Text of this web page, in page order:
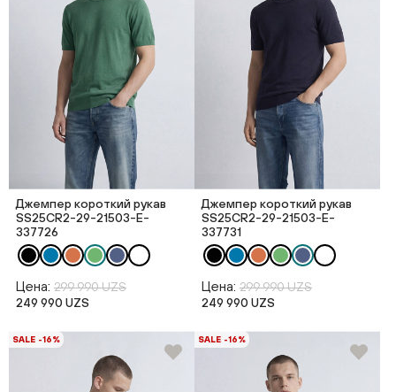
Джемпер короткий рукав
SS25CR2-29-21503-E-
337726
Цена: 299 990 UZS
249 990 UZS
Джемпер короткий рукав
SS25CR2-29-21503-E-
337731
Цена: 299 990 UZS
249 990 UZS
SALE -16% SALE -16%